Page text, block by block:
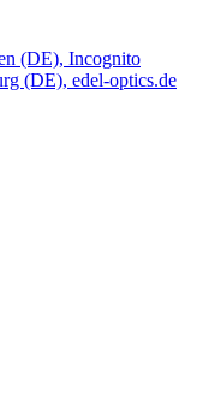
(DE), Incognito
(DE), edel-optics.de